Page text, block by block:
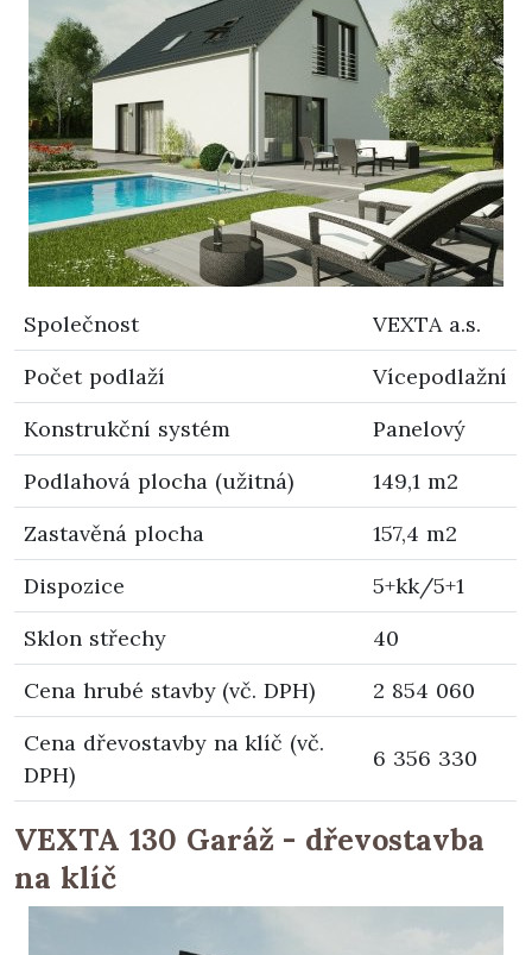
Společnost
VEXTA a.s.
Počet podlaží
Vícepodlažní
Konstrukční systém
Panelový
Podlahová plocha (užitná)
149,1 m2
Zastavěná plocha
157,4 m2
Dispozice
5+kk/5+1
Sklon střechy
40
Cena hrubé stavby (vč. DPH)
2 854 060
Cena dřevostavby na klíč (vč.
DPH)
6 356 330
VEXTA 130 Garáž - dřevostavba
na klíč